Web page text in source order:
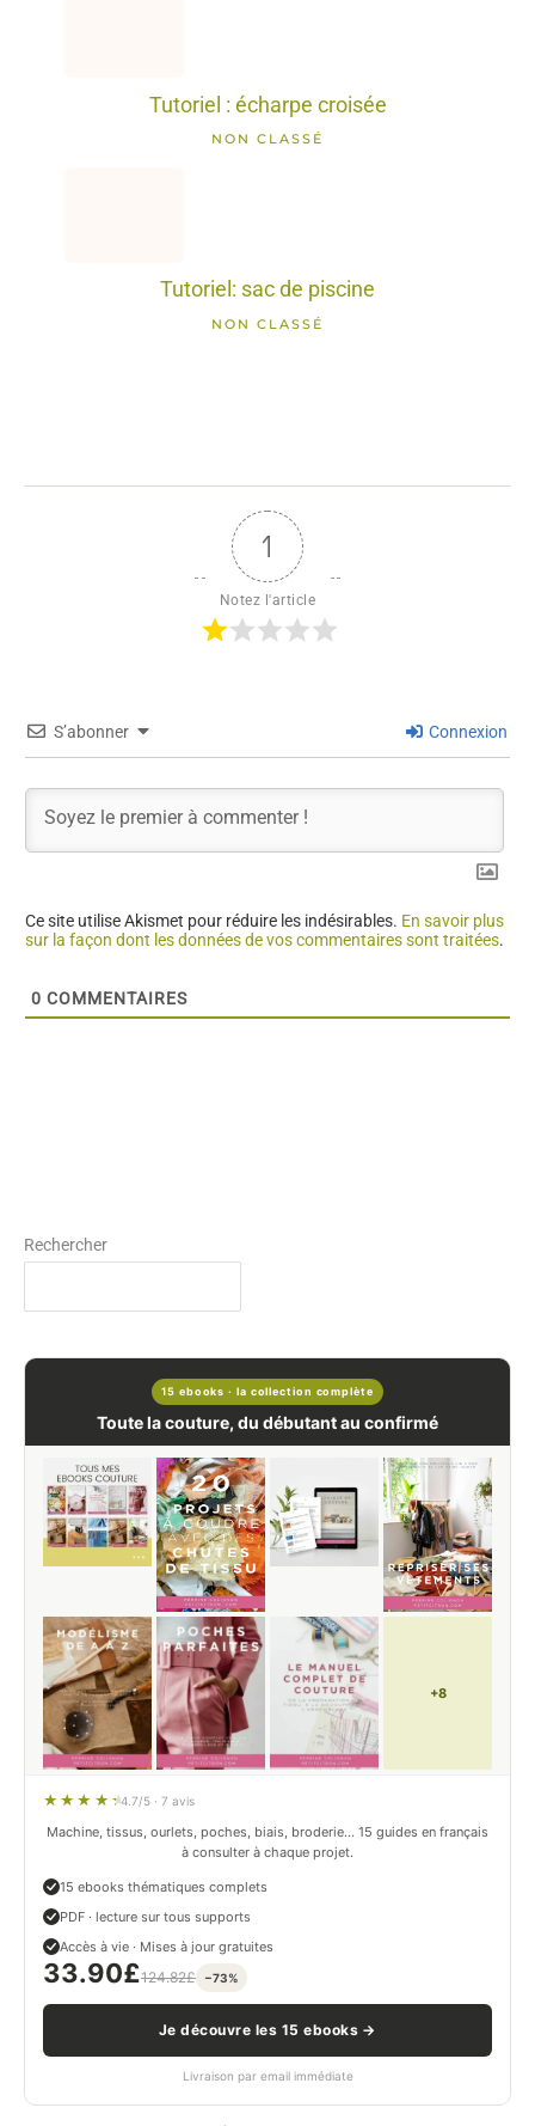
Tutoriel : écharpe croisée
NON CLASSÉ
Tutoriel: sac de piscine
NON CLASSÉ
1
Notez l'article
S’abonner Connexion
Ce site utilise Akismet pour réduire les indésirables. En savoir plus
sur la façon dont les données de vos commentaires sont traitées.
0 COMMENTAIRES
Rechercher
15 ebooks · la collection complète
Toute la couture, du débutant au confirmé
+8
4.7/5 · 7 avis
Machine, tissus, ourlets, poches, biais, broderie… 15 guides en français
à consulter à chaque projet.
15 ebooks thématiques complets
PDF · lecture sur tous supports
Accès à vie · Mises à jour gratuites
33.90£124.82£ −73%
Je découvre les 15 ebooks →
Livraison par email immédiate